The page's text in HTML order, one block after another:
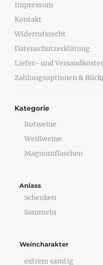
Impressum
Kontakt
Widerrufsrecht
Datenschutzerklärung
Liefer- und
Zahlungsoptionen &
Kategorie
Rotweine
Weißweine
Magnumflaschen
Anlass
Schenken
Sammeln
Weincharakter
extrem samtig